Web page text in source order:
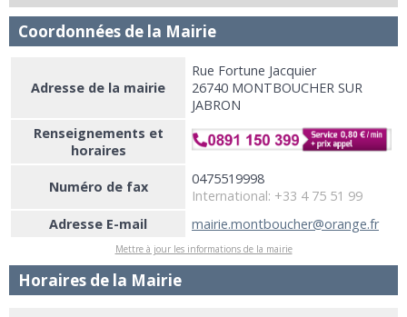
Coordonnées de la Mairie
Adresse de la mairie
Rue Fortune Jacquier
26740 MONTBOUCHER SUR
JABRON
Renseignements et
horaires
Numéro de fax
0475519998
International: +33 4 75 51 99
Adresse E-mail
mairie.montboucher@orange.fr
Mettre à jour les informations de la mairie
Horaires de la Mairie